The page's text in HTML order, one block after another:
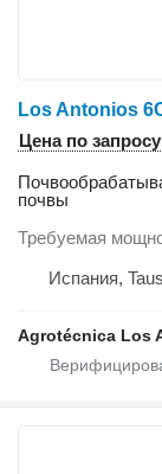
Los Antonios
Цена по запросу
почвы
Требуемая
Испания,
Agrotécnica Los